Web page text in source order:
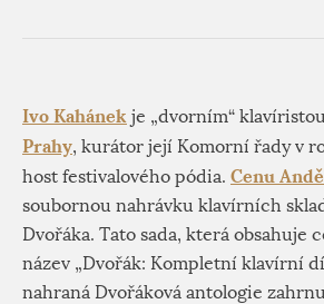
Ivo Kahánek je „dvorním“ klavíristou
Prahy, kurátor její Komorní řady v
host festivalového pódia. Cenu
soubornou nahrávku klavírních
Dvořáka. Tato sada, která obsahuje
název „Dvořák: Kompletní klavírní
nahraná Dvořáková antologie